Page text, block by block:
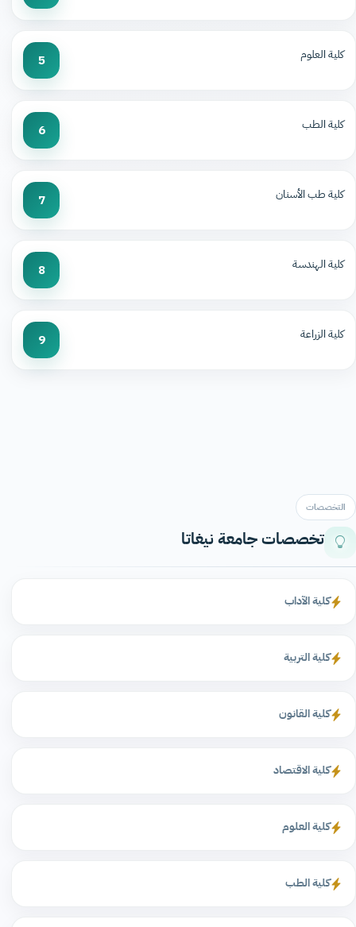
كلية العلوم 5
كلية الطب 6
كلية طب الأسنان 7
كلية الهندسة 8
كلية الزراعة 9
التخصصات
تخصصات جامعة نيغاتا
كلية الآداب
كلية التربية
كلية القانون
كلية الاقتصاد
كلية العلوم
كلية الطب